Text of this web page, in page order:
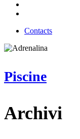
Contacts
Piscine
Piscine
Archivi